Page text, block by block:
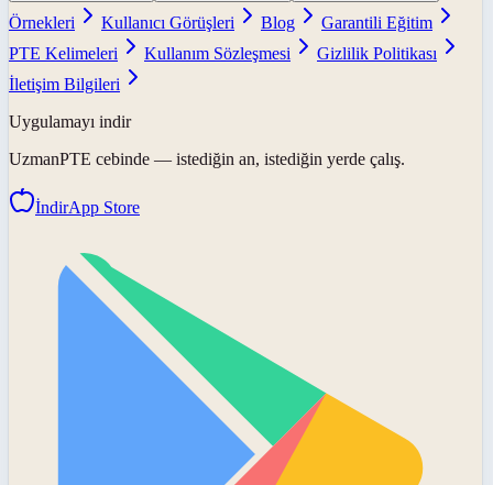
Örnekleri
Kullanıcı Görüşleri Blog
Garantili Eğitim
PTE Kelimeleri
Kullanım Sözleşmesi
Gizlilik Politikası
İletişim Bilgileri
Uygulamayı indir
UzmanPTE cebinde — istediğin an, istediğin yerde çalış.
İndirApp Store